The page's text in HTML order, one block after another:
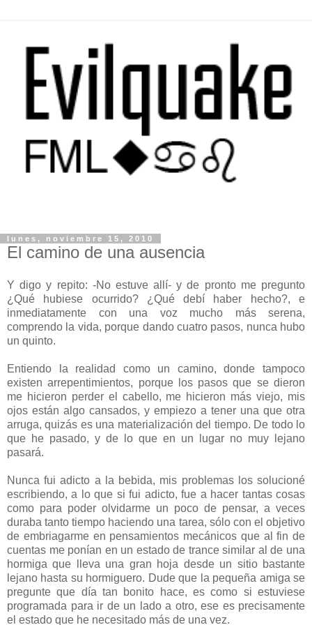
lunes, noviembre 15, 2010
El camino de una ausencia
Y digo y repito: -No estuve allí- y de pronto me pregunto
¿Qué hubiese ocurrido? ¿Qué debí haber hecho?, e
inmediatamente con una voz mucho más serena,
comprendo la vida, porque dando cuatro pasos, nunca hubo
un quinto.
Entiendo la realidad como un camino, donde tampoco
existen arrepentimientos, porque los pasos que se dieron
me hicieron perder el cabello, me hicieron más viejo, mis
ojos están algo cansados, y empiezo a tener una que otra
arruga, quizás es una materialización del tiempo. De todo lo
que he pasado, y de lo que en un lugar no muy lejano
pasará.
Nunca fui adicto a la bebida, mis problemas los solucioné
escribiendo, a lo que si fui adicto, fue a hacer tantas cosas
como para poder olvidarme un poco de pensar, a veces
duraba tanto tiempo haciendo una tarea, sólo con el objetivo
de embriagarme en pensamientos mecánicos que al fin de
cuentas me ponían en un estado de trance similar al de una
hormiga que lleva una gran hoja desde un sitio bastante
lejano hasta su hormiguero. Dude que la pequeña amiga se
pregunte que día tan bonito hace, es como si estuviese
programada para ir de un lado a otro, ese es precisamente
el estado que he necesitado más de una vez.